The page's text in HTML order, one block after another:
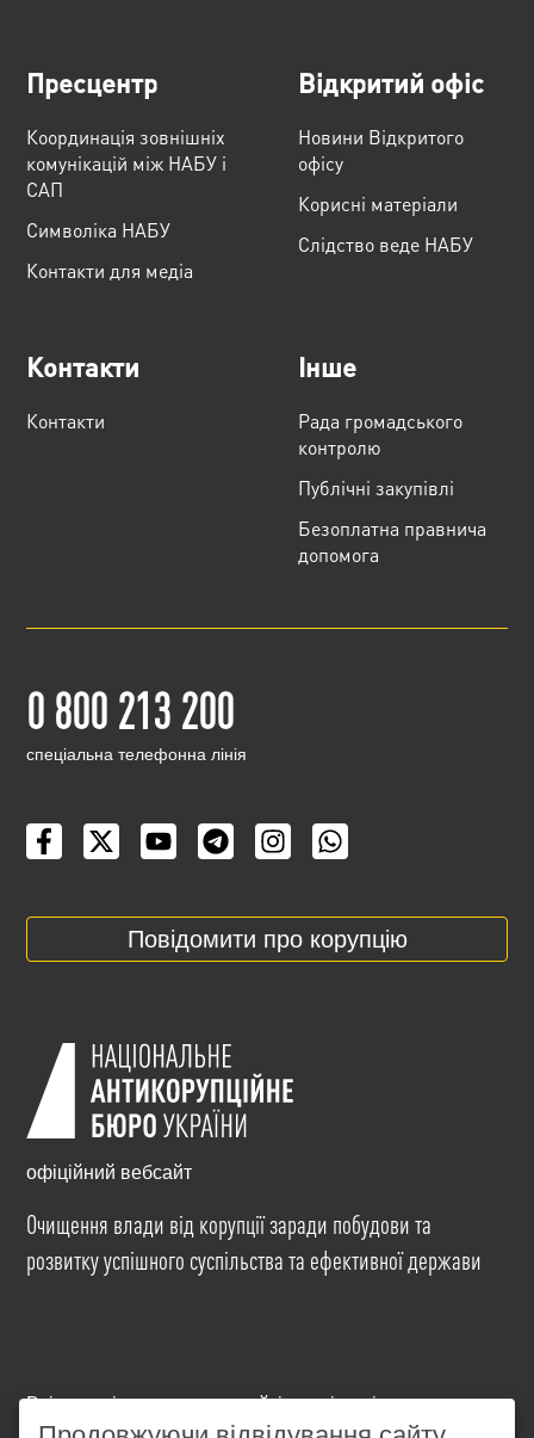
Пресцентр
Координація зовнішніх
комунікацій між НАБУ і
САП
Cимволіка НАБУ
Контакти для медіа
Відкритий офіс
Новини Відкритого
офісу
Корисні матеріали
Слідство веде НАБУ
Контакти
Контакти
Інше
Рада громадського
контролю
Публічні закупівлі
Безоплатна правнича
допомога
0 800 213 200
cпеціальна телефонна лінія
Повідомити про корупцію
офіційний вебсайт
Очищення влади від корупції заради побудови та
розвитку успішного суспільства та ефективної держави
Всі матеріали на цьому сайті розміщені на умовах
ліцензіїCreative Commons Attribution-NonCommercial-